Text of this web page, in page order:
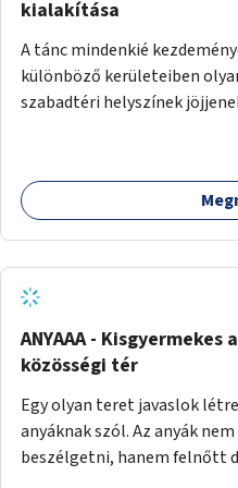
pedig tàmogatàsképpen
problémàra!És ha nem
Remélem hasznosnak vélik
egy-két kapszulàt
kialakítása
A tánc mindenkié
különböző kerületeiben
szabadtéri helyszínek
közösségi eseményeken.
van szükség, ahol
egyenként 70 négyzetméter. parkokban, közterületeken
javasoljuk kialakítani.
ANYAAA -
közösségi tér
Egy olyan teret javaslok
anyáknak szól. Az anyák
beszélgetni, hanem felnőtt